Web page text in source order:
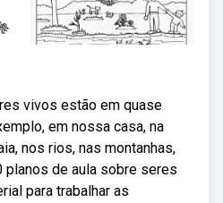
vivos estão em quase
em nossa casa, na
nos rios, nas montanhas,
planos de aula sobre seres
para trabalhar as